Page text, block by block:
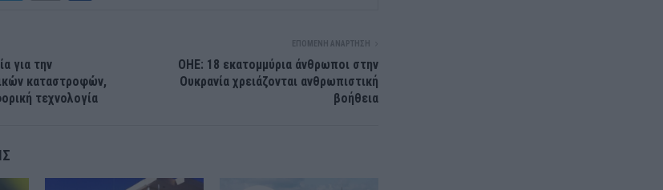
για την
καταστροφών,
τεχνολογία
ΕΠΌΜΕΝΗ ΑΝΆΡΤΗΣΗ
ΟΗΕ: 18 εκατομμύρια άνθρωποι στην
Ουκρανία χρειάζονται ανθρωπιστική
βοήθεια